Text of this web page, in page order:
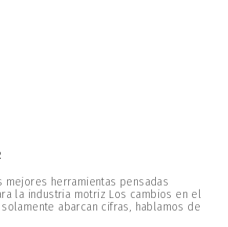
mejores herramientas pensadas
la industria motriz Los cambios en el
abarcan cifras, hablamos de